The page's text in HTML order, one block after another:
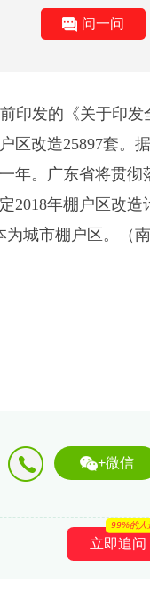
问一问
印发的《关于印发
区改造25897套。
年。广东省将贯彻
2018年棚户区改造
城市棚户区。（
+微信
立即追问
99%的人